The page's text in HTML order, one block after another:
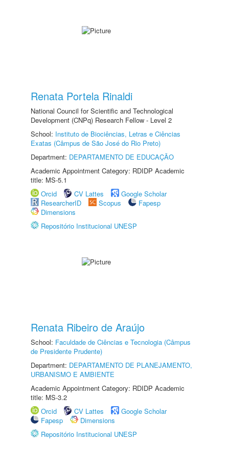
Renata Portela Rinaldi
National Council for Scientific and Technological
Development (CNPq) Research Fellow - Level 2
School: Instituto de Biociências, Letras e Ciências
Exatas (Câmpus de São José do Rio Preto)
Department: DEPARTAMENTO DE EDUCAÇÃO
Academic Appointment Category: RDIDP Academic
title: MS-5.1
Orcid
CV Lattes
Google Scholar
ResearcherID
Scopus
Fapesp
Dimensions
Repositório Institucional UNESP
Renata Ribeiro de Araújo
School: Faculdade de Ciências e Tecnologia (Câmpus
de Presidente Prudente)
Department: DEPARTAMENTO DE PLANEJAMENTO,
URBANISMO E AMBIENTE
Academic Appointment Category: RDIDP Academic
title: MS-3.2
Orcid
CV Lattes
Google Scholar
Fapesp
Dimensions
Repositório Institucional UNESP